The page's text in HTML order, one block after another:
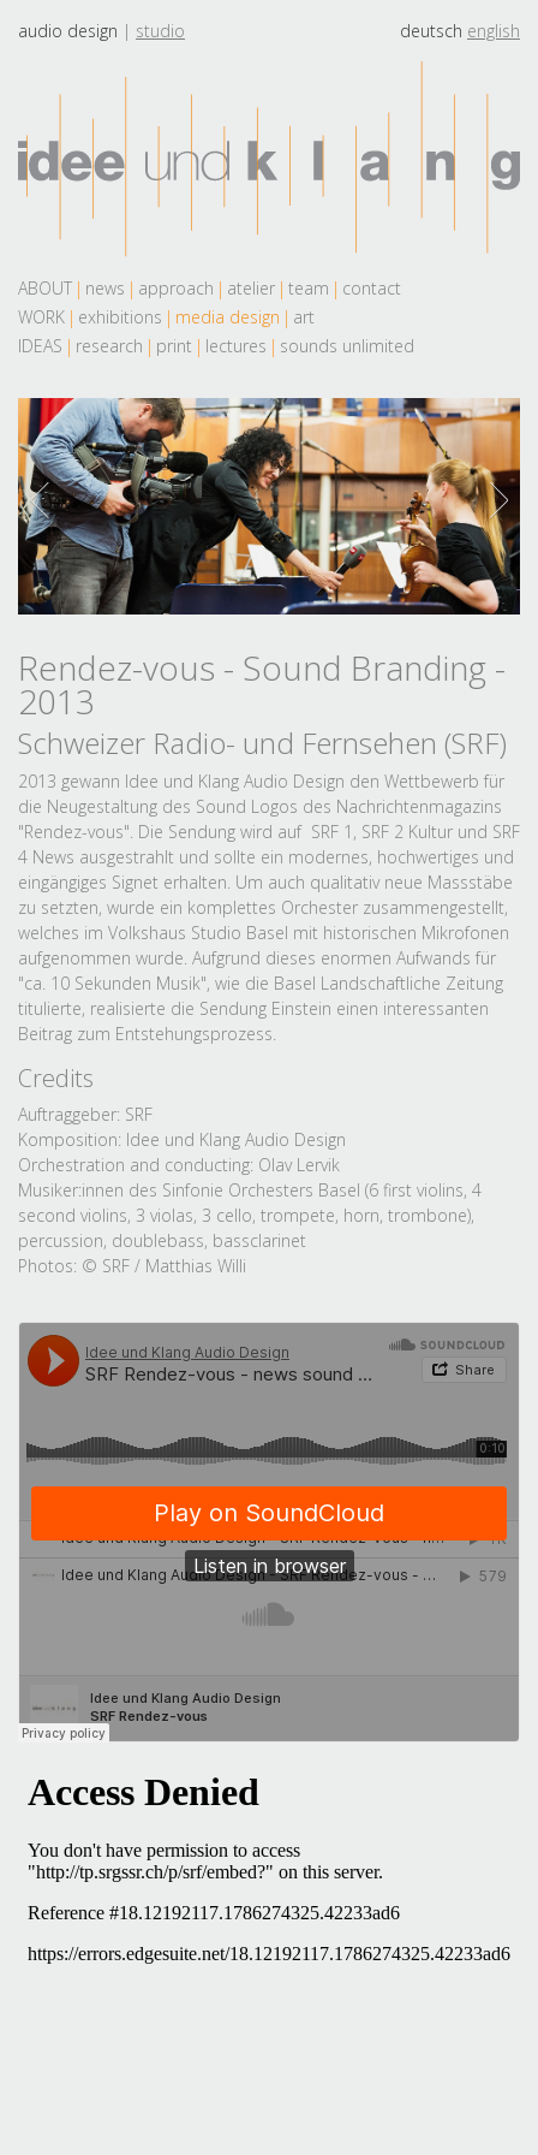
audio design studio deutsch english
ABOUT news approach atelier team
contact
WORK
exhibitions media design
art
IDEAS
research print lectures sounds unlimited
Rendez-vous - Sound Branding -
2013
Schweizer Radio- und Fernsehen (SRF)
2013 gewann Idee und Klang Audio Design den Wettbewerb für
die Neugestaltung des Sound Logos des Nachrichtenmagazins
"Rendez-vous". Die Sendung wird auf SRF 1, SRF 2 Kultur und SRF
4 News ausgestrahlt und sollte ein modernes, hochwertiges und
eingängiges Signet erhalten. Um auch qualitativ neue Massstäbe
zu setzten, wurde ein komplettes Orchester zusammengestellt,
welches im Volkshaus Studio Basel mit historischen Mikrofonen
aufgenommen wurde. Aufgrund dieses enormen Aufwands für
"ca. 10 Sekunden Musik", wie die Basel Landschaftliche Zeitung
titulierte, realisierte die Sendung Einstein einen interessanten
Beitrag zum Entstehungsprozess.
Credits
Auftraggeber: SRF
Komposition: Idee und Klang Audio Design
Orchestration and conducting: Olav Lervik
Musiker:innen des Sinfonie Orchesters Basel (6 first violins, 4
second violins, 3 violas, 3 cello, trompete, horn, trombone),
percussion, doublebass, bassclarinet
Photos: © SRF / Matthias Willi